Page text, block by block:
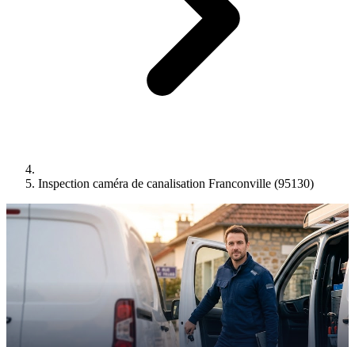
Inspection caméra de canalisation Franconville (95130)